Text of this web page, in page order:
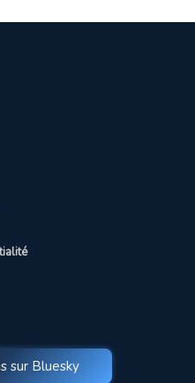
sur Bluesky